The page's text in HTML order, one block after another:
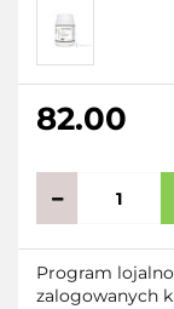
82.00
Program
zalogowanych